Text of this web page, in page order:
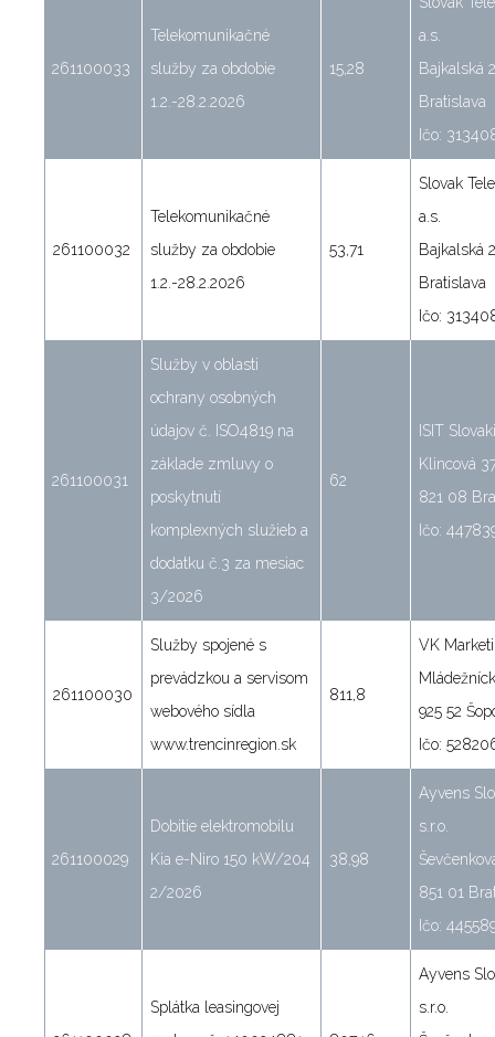
261100033
Telekomunikačné
služby za obdobie
1.2.-28.2.2026
15,28
a.s.
Bajkalská
Bratislava
Ičo:
261100032
Telekomunikačné
služby za obdobie
1.2.-28.2.2026
53,71
Slovak
a.s.
Bajkalská
Bratislava
Ičo:
261100031
Služby v oblasti
ochrany osobných
údajov č. ISO4819 na
základe zmluvy o
poskytnutí
komplexných služieb a
dodatku č.3 za mesiac
3/2026
62
ISIT
Klincová
821 08
Ičo:
261100030
Služby spojené s
prevádzkou a servisom
webového sídla
www.trencinregion.sk
811,8
VK
925 52
Ičo:
261100029
Dobitie elektromobilu
Kia e-Niro 150 kW/204
2/2026
38,98
Ayvens
s.r.o.
851 01
Ičo:
Splátka leasingovej
Ayvens
s.r.o.